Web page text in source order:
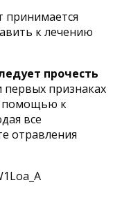
принимается
к лечению
прочесть
первых признаках
помощью к
все
отравления